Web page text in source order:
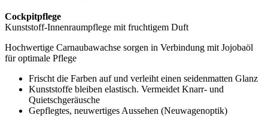
Cockpitpflege
Kunststoff-Innenraumpflege mit fruchtigem Duft
Hochwertige Carnaubawachse sorgen in Verbindung mit Jojobaöl
für optimale Pflege
Frischt die Farben auf und verleiht einen seidenmatten Glanz
Kunststoffe bleiben elastisch. Vermeidet Knarr- und
Quietschgeräusche
Gepflegtes, neuwertiges Aussehen (Neuwagenoptik)